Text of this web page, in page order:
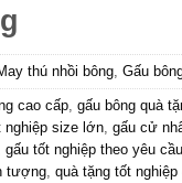
thú nhồi bông, Gấu
cao cấp, gấu bông quà
nghiệp size lớn, gấu cử
gấu tốt nghiệp theo yêu cầu
tượng, quà tặng tốt nghiệp